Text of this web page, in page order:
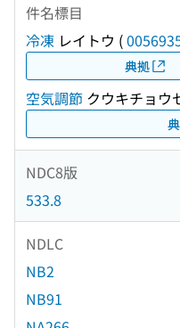
件名標目
冷凍 レイトウ (
典拠
空気調節 クウキチョウ
NDC8版
533.8
NDLC
NB2
NB91